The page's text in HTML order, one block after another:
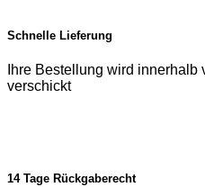
Schnelle Lieferung
Ihre Bestellung wird innerhalb
verschickt
14 Tage Rückgaberecht